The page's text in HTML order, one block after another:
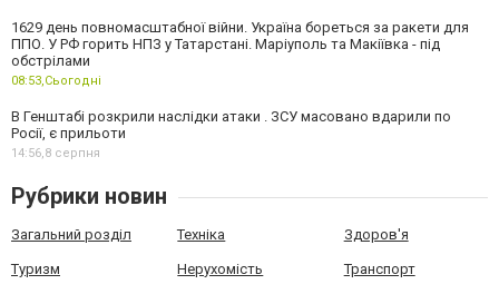
1629 день повномасштабної війни. Україна бореться за ракети для
ППО. У РФ горить НПЗ у Татарстані. Маріуполь та Макіївка - під
обстрілами
08:53,Сьогодні
В Генштабі розкрили наслідки атаки . ЗСУ масовано вдарили по
Росії, є прильоти
14:56,8 серпня
Рубрики новин
Загальний розділ Техніка Здоров'я
Туризм Нерухомість Транспорт